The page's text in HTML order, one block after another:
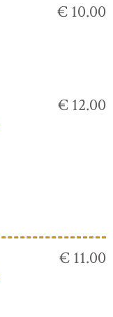
€ 10.00
€ 12.00
€ 11.00